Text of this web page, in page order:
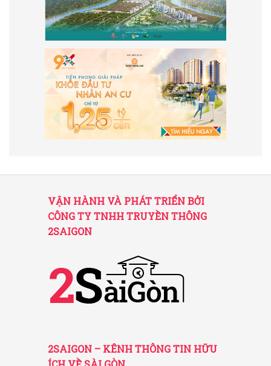
VẬN HÀNH VÀ PHÁT TRIỂN BỞI
CÔNG TY TNHH TRUYỀN THÔNG
2SAIGON
2SAIGON – KÊNH THÔNG TIN HỮU